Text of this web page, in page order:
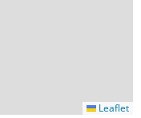
Leaflet